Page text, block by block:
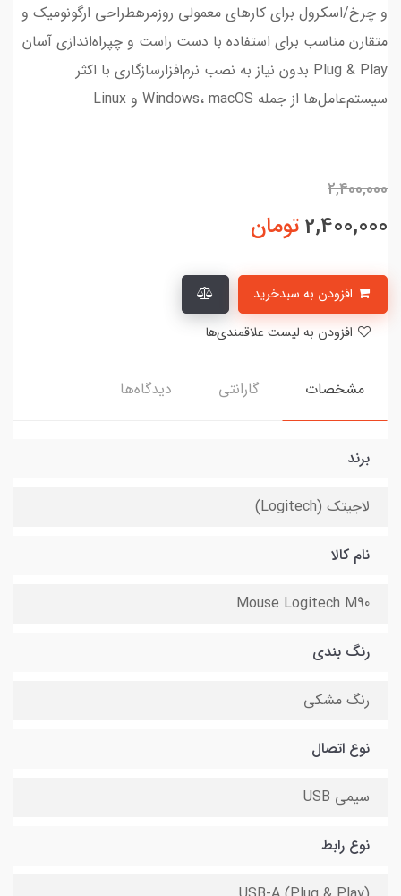
و چرخ/اسکرول برای کارهای معمولی روزمرهطراحی ارگونومیک و
متقارن مناسب برای استفاده با دست راست و چپراه‌اندازی آسان
Plug & Play بدون نیاز به نصب نرم‌افزارسازگاری با اکثر
سیستم‌عامل‌ها از جمله Windows، macOS و Linux
2,400,000
2,400,000تومان
مشخصات گارانتی دیدگاه‌ها
برند
لاجیتک (Logitech)
نام کالا
Mouse Logitech M90
رنگ بندی
رنگ مشکی
نوع اتصال
سیمی USB
نوع رابط